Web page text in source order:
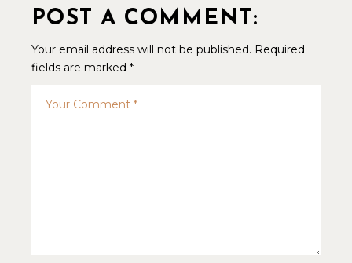
POST A COMMENT:
Your email address will not be published. Required
fields are marked*